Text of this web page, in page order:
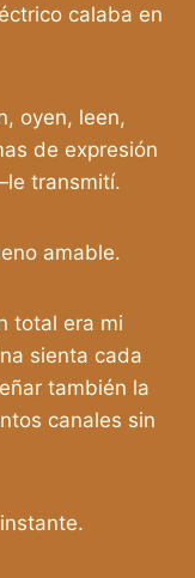
calaba en
oyen, leen,
de expresión
transmití.
amable.
total era mi
sienta cada
también la
canales sin